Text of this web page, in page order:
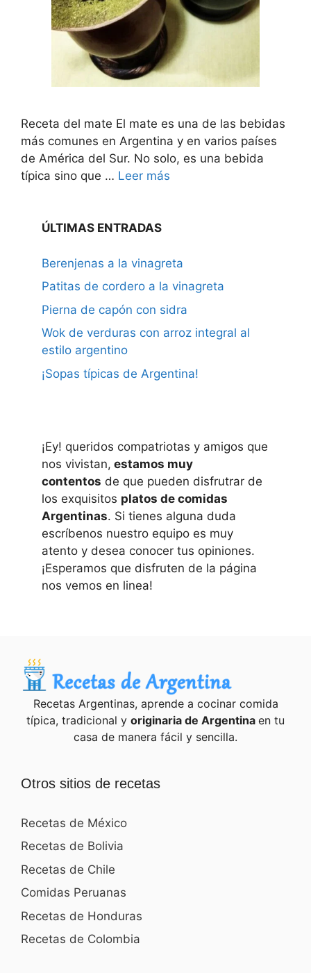
Receta del mate El mate es una de las bebidas
más comunes en Argentina y en varios países
de América del Sur. No solo, es una bebida
típica sino que … Leer más
ÚLTIMAS ENTRADAS
Berenjenas a la vinagreta
Patitas de cordero a la vinagreta
Pierna de capón con sidra
Wok de verduras con arroz integral al
estilo argentino
¡Sopas típicas de Argentina!
¡Ey! queridos compatriotas y amigos que
nos vivistan, estamos muy
contentos de que pueden disfrutrar de
los exquisitos platos de comidas
Argentinas. Si tienes alguna duda
escríbenos nuestro equipo es muy
atento y desea conocer tus opiniones.
¡Esperamos que disfruten de la página
nos vemos en linea!
Recetas Argentinas, aprende a cocinar comida
típica, tradicional y originaria de Argentina en tu
casa de manera fácil y sencilla.
Otros sitios de recetas
Recetas de México
Recetas de Bolivia
Recetas de Chile
Comidas Peruanas
Recetas de Honduras
Recetas de Colombia